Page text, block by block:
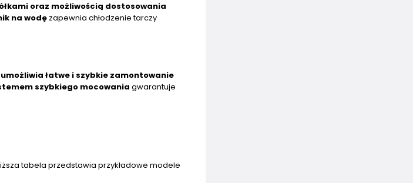
oraz możliwością dostosowania
na wodę zapewnia chłodzenie tarczy
łatwe i szybkie zamontowanie
szybkiego mocowania gwarantuje
tabela przedstawia przykładowe modele